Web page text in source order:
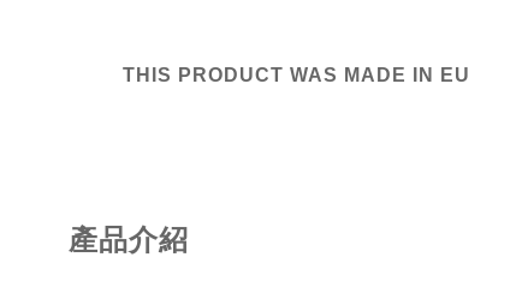
THIS PRODUCT WAS MADE IN EU
產品介紹